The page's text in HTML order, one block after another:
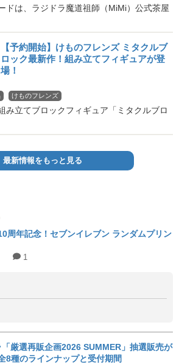
ドは、ラジドラ魔道祖師（MiMi）公式茶屋
【予約開始】けものフレンズ ミタクルブ
ロック最新作！組み立てフィギュアが登
場！
けものフレンズ
み立てブロックフィギュア「ミタクルブロ
最新情報をもっと見る
周年記念！セブンイレブン ランダムプリン
1
厳選再販企画2026 SUMMER」抽選販売が
8種のラインナップと受付期間